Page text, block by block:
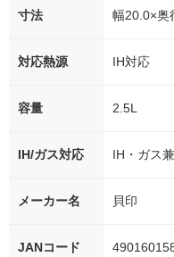
寸法 幅20.0×奥
対応熱源 IH対応
容量 2.5L
IH/ガス対応 IH・ガス
メーカー名 貝印
JANコード